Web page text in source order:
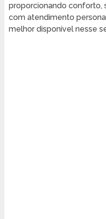
proporcionando conforto,
com atendimento
melhor disponível nesse